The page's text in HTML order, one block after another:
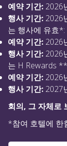
예약 기간: 2026
행사 기간: 2026
는 행사에 유효*:
예약 기간: 2026
행사 기간: 2026
는 H Rewards
예약 기간: 2026
행사 기간: 2027
회의, 그 자체로
*참여 호텔에 한